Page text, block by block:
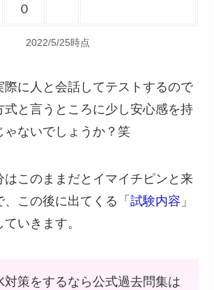
０
2022/5/25時点
際に人と会話してテストするので
式と言うところに少し安心感を持
ゃないでしょうか？笑
はこのままだとイマイチピンと来
、この後に出てくる「試験内容 」
いきます。
対策をするなら公式過去問集は